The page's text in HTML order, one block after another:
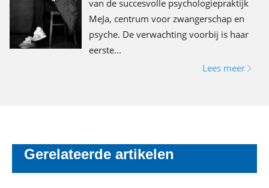
van de succesvolle psychologiepraktijk
MeJa, centrum voor zwangerschap en
psyche. De verwachting voorbij is haar
eerste...
Lees meer
Gerelateerde artikelen